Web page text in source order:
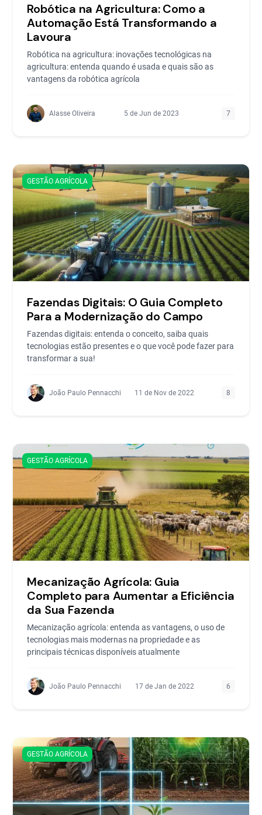
Robótica na Agricultura: Como a
Automação Está Transformando a
Lavoura
Robótica na agricultura: inovações tecnológicas na
agricultura: entenda quando é usada e quais são as
vantagens da robótica agrícola
Alasse Oliveira 5 de Jun de 2023 7
GESTÃO AGRÍCOLA
Fazendas Digitais: O Guia Completo
Para a Modernização do Campo
Fazendas digitais: entenda o conceito, saiba quais
tecnologias estão presentes e o que você pode fazer para
transformar a sua!
João Paulo Pennacchi 11 de Nov de 2022 8
GESTÃO AGRÍCOLA
Mecanização Agrícola: Guia
Completo para Aumentar a Eficiência
da Sua Fazenda
Mecanização agrícola: entenda as vantagens, o uso de
tecnologias mais modernas na propriedade e as
principais técnicas disponíveis atualmente
João Paulo Pennacchi 17 de Jan de 2022 6
GESTÃO AGRÍCOLA